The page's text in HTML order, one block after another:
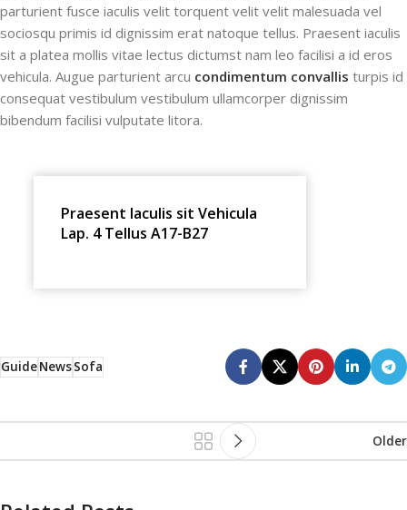
parturient fusce iaculis velit torquent velit velit malesuada vel
sociosqu primis id dignissim erat natoque tellus. Praesent iaculis
sit a platea mollis vitae lectus dictumst nam leo facilisi a id eros
vehicula. Augue parturient arcu condimentum convallis turpis id
consequat vestibulum vestibulum ullamcorper dignissim
bibendum facilisi vulputate litora.
Praesent Iaculis sit Vehicula
Lap. 4 Tellus A17-B27
GuideNewsSofa
Older